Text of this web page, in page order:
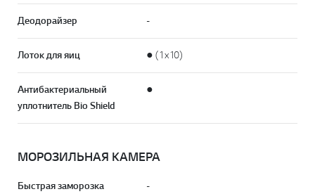
Деодорайзер -
Лоток для яиц ● (1х10)
Антибактериальный
уплотнитель Bio Shield
●
МОРОЗИЛЬНАЯ КАМЕРА
Быстрая заморозка -